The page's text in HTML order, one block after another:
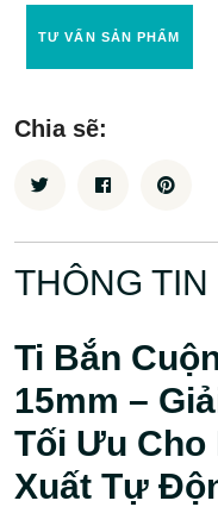
TƯ VẤN SẢN PHẨM
Chia sẽ:
THÔNG
Ti Bắn
15mm –
Tối Ưu Cho
Xuất Tự